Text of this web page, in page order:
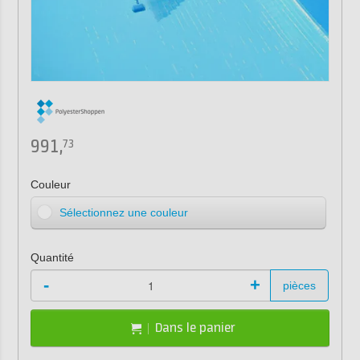
991,73
Couleur
Sélectionnez une couleur
Quantité
- + pièces
Dans le panier